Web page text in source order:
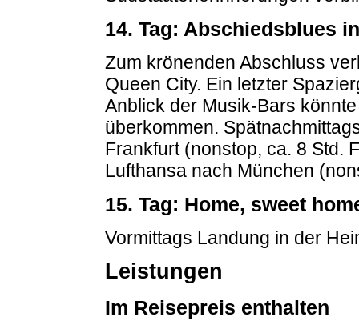
14. Tag: Abschiedsblues
Zum krönenden Abschluss
Queen City. Ein letzter
Anblick der Musik-Bars
überkommen.
Frankfurt (nonstop, ca. 8 Std.
Lufthansa nach München
15. Tag: Home, sweet
Vormittags Landung in der
Leistungen
Im Reisepreis enthalten